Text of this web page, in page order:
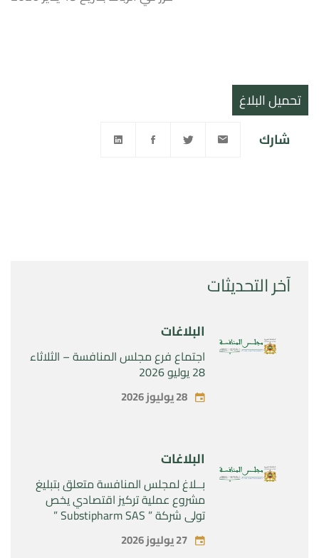
آخر التحديثات
البلاغات
اجتماع فرع مجلس المنافسة – الثلاثاء
28 يوليو 2026
28 يوليوز 2026
البلاغات
بــلاغ لمجلس المنافسة متعلق بتبليغ
مشروع عملية تركيز اقتصادي يخص
تولي شركة ” Substipharm SAS ”
المراقبة الحصرية للأصول والحقوق
المتعلقة بالمنتجين الصيدلانيين”
27 يوليوز 2026
تحميل البلاغ
شارك